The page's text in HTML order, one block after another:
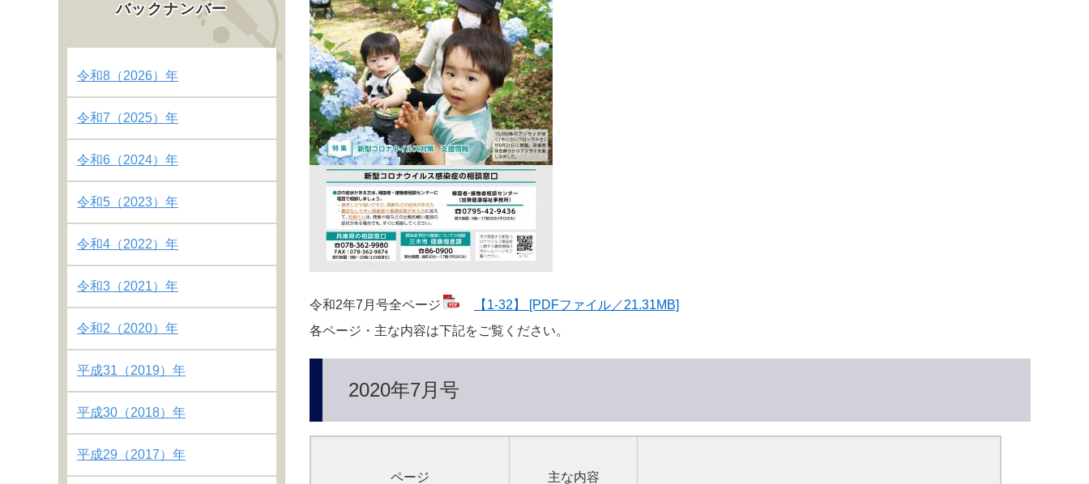
令和2年7月号全ページ
【1-32】 [PDFファイル／21.31MB]
各ページ・主な内容は下記をご覧ください。
2020年7月号
ページ 主な内容
バックナンバー
令和8（2026）年
令和7（2025）年
令和6（2024）年
令和5（2023）年
令和4（2022）年
令和3（2021）年
令和2（2020）年
平成31（2019）年
平成30（2018）年
平成29（2017）年